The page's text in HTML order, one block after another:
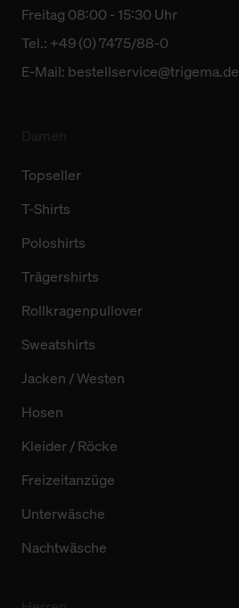
Freitag 08:00 - 15:30 Uhr
Tel.: +49 (0) 7475/88-0
E-Mail: bestellservice@trigema.de
Topseller
T-Shirts
Poloshirts
Trägershirts
Rollkragenpullover
Sweatshirts
Jacken / Westen
Hosen
Kleider / Röcke
Freizeitanzüge
Unterwäsche
Nachtwäsche